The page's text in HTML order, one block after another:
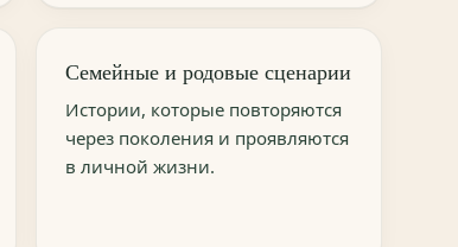
Семейные и родовые сценарии
Истории, которые повторяются
через поколения и проявляются
в личной жизни.